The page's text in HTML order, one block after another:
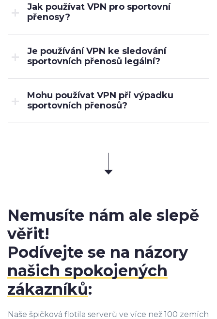
Jak používat VPN pro sportovní
přenosy?
Je používání VPN ke sledování
sportovních přenosů legální?
Mohu používat VPN při výpadku
sportovních přenosů?
Nemusíte nám ale slepě
věřit!
Podívejte se na názory
našich spokojených
zákazníků:
Naše špičková flotila serverů ve více než 100 zemích